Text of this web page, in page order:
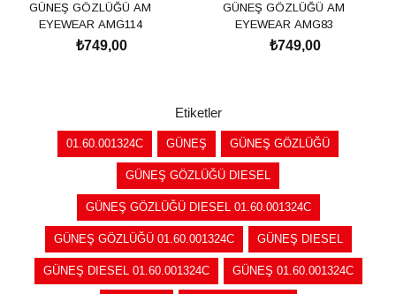
GÜNEŞ GÖZLÜĞÜ AM
EYEWEAR AMG114
₺749,00
GÜNEŞ GÖZLÜĞÜ AM
EYEWEAR AMG83
₺749,00
Etiketler
01.60.001324C GÜNEŞ GÜNEŞ GÖZLÜĞÜ
GÜNEŞ GÖZLÜĞÜ DIESEL
GÜNEŞ GÖZLÜĞÜ DIESEL 01.60.001324C
GÜNEŞ GÖZLÜĞÜ 01.60.001324C GÜNEŞ DIESEL
GÜNEŞ DIESEL 01.60.001324C GÜNEŞ 01.60.001324C